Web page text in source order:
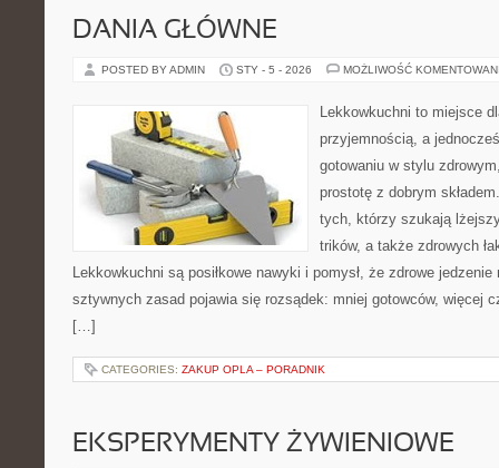
DANIA GŁÓWNE
POSTED BY ADMIN STY - 5 - 2026 MOŻLIWOŚĆ
Lekkowkuchni to miejsce
przyjemnością, a
gotowaniu w stylu
prostotę z dobrym
tych, którzy szukają
trików, a także zdrowych
Lekkowkuchni są posiłkowe nawyki i pomysł, że zdrowe
sztywnych zasad pojawia się rozsądek: mniej gotowców, więcej
[…]
CATEGORIES: ZAKUP OPLA – PORADNIK
EKSPERYMENTY ŻYWIENIOWE